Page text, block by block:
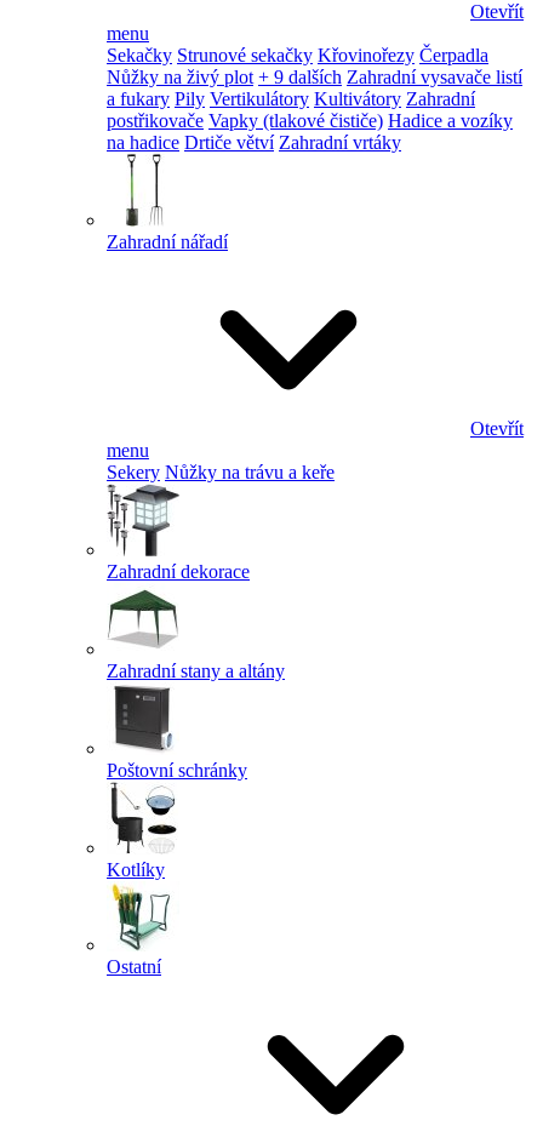
Otevřít
menu
Sekačky Strunové sekačky Křovinořezy Čerpadla
Nůžky na živý plot + 9 dalších Zahradní vysavače listí
a fukary Pily Vertikulátory Kultivátory Zahradní
postřikovače Vapky (tlakové čističe) Hadice a vozíky
na hadice Drtiče větví Zahradní vrtáky
Zahradní nářadí
Otevřít
menu
Sekery Nůžky na trávu a keře
Zahradní dekorace
Zahradní stany a altány
Poštovní schránky
Kotlíky
Ostatní